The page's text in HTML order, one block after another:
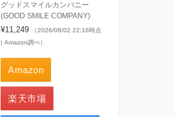
グッドスマイルカンパニー
(GOOD SMILE COMPANY)
¥11,249
（2026/08/02 22:16時点
| Amazon調べ）
Amazon
楽天市場